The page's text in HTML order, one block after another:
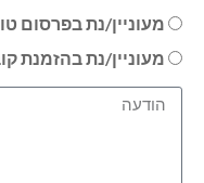
מעוניין/נת בפרסום
מעוניין/נת בהזמנת